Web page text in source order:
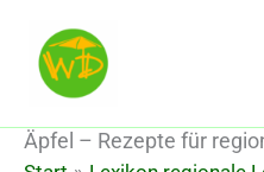
Inhalt
springen
Äpfel – Rezepte für